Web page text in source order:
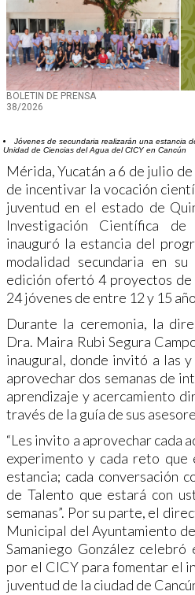
BOLETIN DE PRENSA
38/2026
Jóvenes de secundaria realizarán una estancia
Unidad de Ciencias del Agua del CICY en Cancún
Mérida, Yucatán a 6 de julio
de incentivar la vocación
juventud en el estado de
Investigación Científica
inauguró la estancia del
modalidad secundaria en
edición ofertó 4 proyectos
24 jóvenes de entre 12 y 15
Durante la ceremonia, la
Dra. Maira Rubi Segura
inaugural, donde invitó a las
aprovechar dos semanas de
aprendizaje y acercamiento
través de la guía de sus
“Les invito a aprovechar cada
experimento y cada reto que
estancia; cada conversación
de Talento que estará con
semanas”. Por su parte, el
Municipal del Ayuntamiento
Samaniego González
por el CICY para fomentar el
juventud de la ciudad de